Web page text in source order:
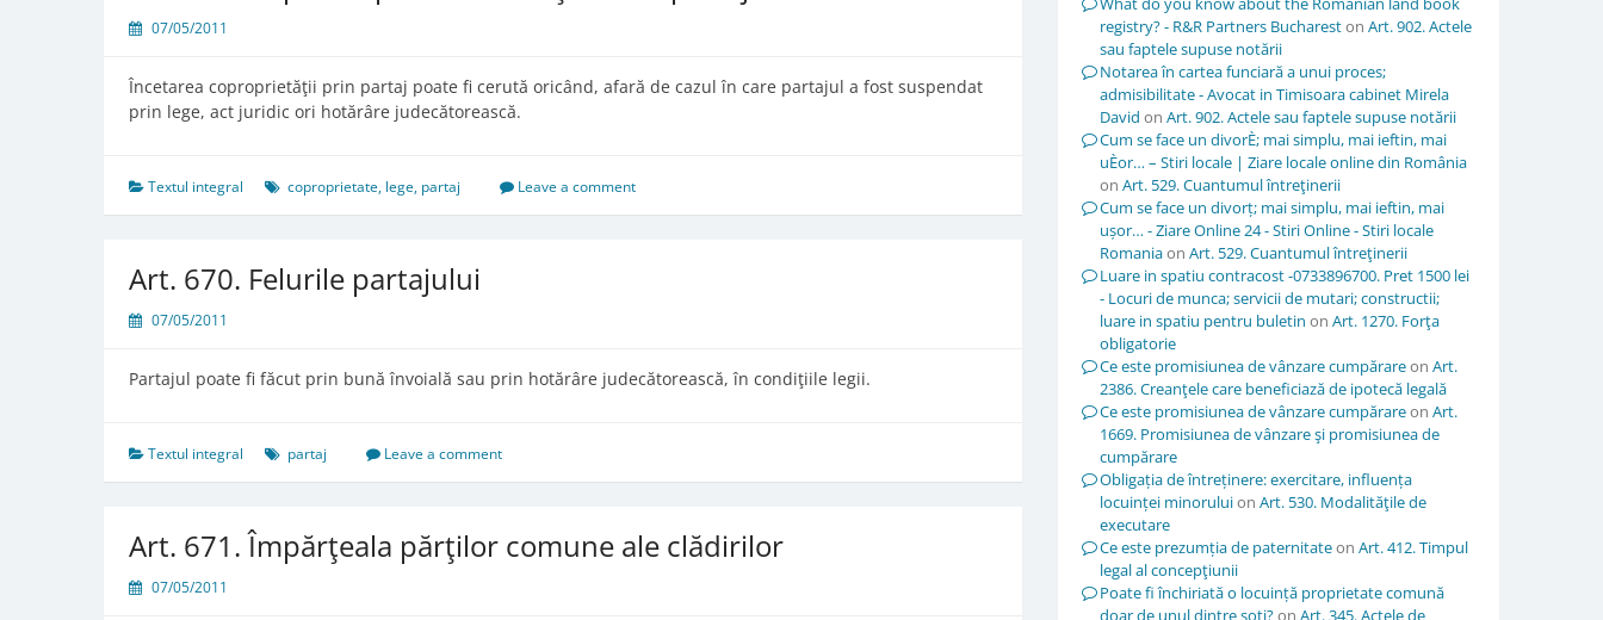
07/05/2011
Încetarea coproprietăţii prin partaj poate fi cerută oricând, afară de cazul în care partajul a fost suspendat
prin lege, act juridic ori hotărâre judecătorească.
Textul integral coproprietate, lege, partaj Leave a comment
Art. 670. Felurile partajului
07/05/2011
Partajul poate fi făcut prin bună învoială sau prin hotărâre judecătorească, în condiţiile legii.
Textul integral partaj Leave a comment
Art. 671. Împărţeala părţilor comune ale clădirilor
07/05/2011
registry? - R&R Partners Buchareston Art. 902. Actele
sau faptele supuse notării
Notarea în cartea funciară a unui proces;
admisibilitate - Avocat in Timisoara cabinet Mirela
David on Art. 902. Actele sau faptele supuse notării
Cum se face un divorÈ; mai simplu, mai ieftin, mai
uÈor… – Stiri locale | Ziare locale online din România
on Art. 529. Cuantumul întreţinerii
Cum se face un divorț; mai simplu, mai ieftin, mai
ușor… - Ziare Online 24 - Stiri Online - Stiri locale
Romaniaon Art. 529. Cuantumul întreţinerii
Luare in spatiu contracost -0733896700. Pret 1500 lei
- Locuri de munca; servicii de mutari; constructii;
luare in spatiu pentru buletin on Art. 1270. Forţa
obligatorie
Ce este promisiunea de vânzare cumpărareon Art.
2386. Creanţele care beneficiază de ipotecă legală
Ce este promisiunea de vânzare cumpărareon Art.
1669. Promisiunea de vânzare şi promisiunea de
cumpărare
Obligația de întreținere: exercitare, influența
locuinței minoruluion Art. 530. Modalităţile de
executare
Ce este prezumția de paternitateon Art. 412. Timpul
legal al concepţiunii
Poate fi închiriată o locuință proprietate comună